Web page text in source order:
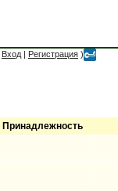
Вход | Регистрация )
Принадлежность